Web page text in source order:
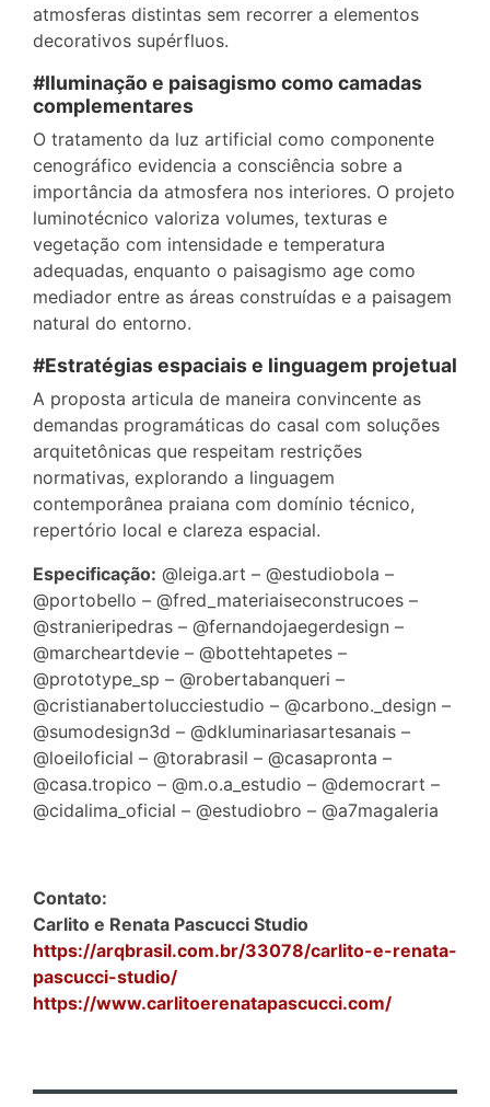
atmosferas distintas sem recorrer a elementos
decorativos supérfluos.
#Iluminação e paisagismo como camadas
complementares
O tratamento da luz artificial como componente
cenográfico evidencia a consciência sobre a
importância da atmosfera nos interiores. O projeto
luminotécnico valoriza volumes, texturas e
vegetação com intensidade e temperatura
adequadas, enquanto o paisagismo age como
mediador entre as áreas construídas e a paisagem
natural do entorno.
#Estratégias espaciais e linguagem projetual
A proposta articula de maneira convincente as
demandas programáticas do casal com soluções
arquitetônicas que respeitam restrições
normativas, explorando a linguagem
contemporânea praiana com domínio técnico,
repertório local e clareza espacial.
Especificação: @leiga.art – @estudiobola –
@portobello – @fred_materiaiseconstrucoes –
@stranieripedras – @fernandojaegerdesign –
@marcheartdevie – @bottehtapetes –
@prototype_sp – @robertabanqueri –
@cristianabertolucciestudio – @carbono._design –
@sumodesign3d – @dkluminariasartesanais –
@loeiloficial – @torabrasil – @casapronta –
@casa.tropico – @m.o.a_estudio – @democrart –
@cidalima_oficial – @estudiobro – @a7magaleria
Contato:
Carlito e Renata Pascucci Studio
https://arqbrasil.com.br/33078/carlito-e-renata-
pascucci-studio/
https://www.carlitoerenatapascucci.com/